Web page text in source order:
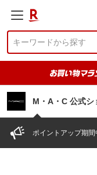
M・A・C 公式シ
ポイントアップ期